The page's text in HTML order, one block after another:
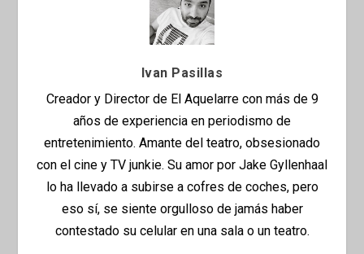
Ivan Pasillas
Creador y Director de El Aquelarre con más de 9
años de experiencia en periodismo de
entretenimiento. Amante del teatro, obsesionado
con el cine y TV junkie. Su amor por Jake Gyllenhaal
lo ha llevado a subirse a cofres de coches, pero
eso sí, se siente orgulloso de jamás haber
contestado su celular en una sala o un teatro.